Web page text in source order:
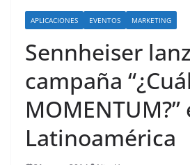
APLICACIONES EVENTOS MARKETING
Sennheiser
campaña
MOMENTUM?”
Latinoamérica